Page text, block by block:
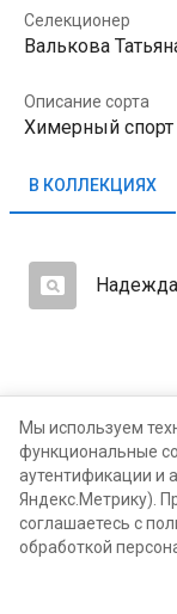
Селекционер
Валькова
Описание сорта
Химерный спорт
В КОЛЛЕКЦИЯХ
Мы используем
функциональные
аутентификации и
Яндекс.Метрику).
соглашаетесь с
обработкой